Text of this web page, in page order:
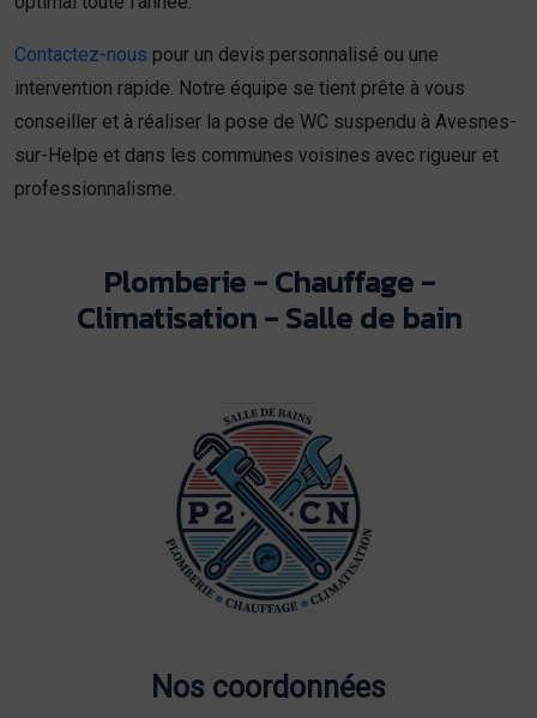
Contactez-nous pour un devis personnalisé ou une
intervention rapide. Notre équipe se tient prête à vous
conseiller et à réaliser la pose de WC suspendu à Avesnes-
sur-Helpe et dans les communes voisines avec rigueur et
professionnalisme.
Plomberie - Chauffage -
Climatisation - Salle de bain
Nos coordonnées